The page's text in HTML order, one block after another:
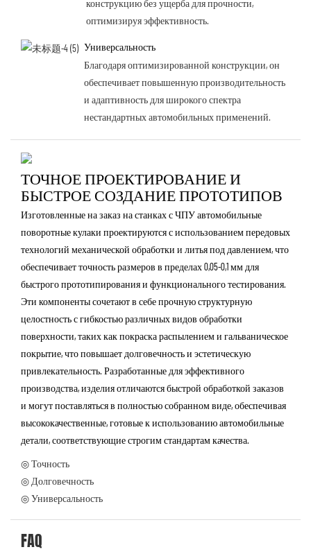
конструкцию без ущерба для прочности,
оптимизируя эффективность.
Универсальность
Благодаря оптимизированной конструкции, он
обеспечивает повышенную производительность
и адаптивность для широкого спектра
нестандартных автомобильных применений.
ТОЧНОЕ ПРОЕКТИРОВАНИЕ И
БЫСТРОЕ СОЗДАНИЕ ПРОТОТИПОВ
Изготовленные на заказ на станках с ЧПУ автомобильные
поворотные кулаки проектируются с использованием передовых
технологий механической обработки и литья под давлением, что
обеспечивает точность размеров в пределах 0,05-0,1 мм для
быстрого прототипирования и функционального тестирования.
Эти компоненты сочетают в себе прочную структурную
целостность с гибкостью различных видов обработки
поверхности, таких как покраска распылением и гальваническое
покрытие, что повышает долговечность и эстетическую
привлекательность. Разработанные для эффективного
производства, изделия отличаются быстрой обработкой заказов
и могут поставляться в полностью собранном виде, обеспечивая
высококачественные, готовые к использованию автомобильные
детали, соответствующие строгим стандартам качества.
◎ Точность
◎ Долговечность
◎ Универсальность
FAQ